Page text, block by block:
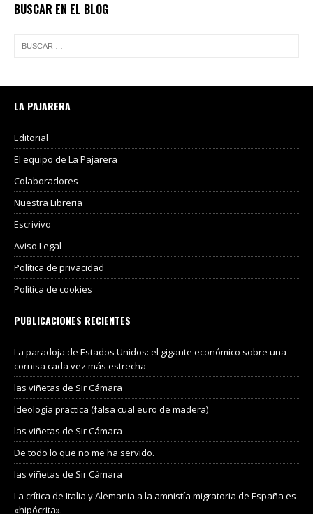
BUSCAR EN EL BLOG
LA PAJARERA
Editorial
El equipo de La Pajarera
Colaboradores
Nuestra Libreria
Escrivivo
Aviso Legal
Política de privacidad
Política de cookies
PUBLICACIONES RECIENTES
La paradoja de Estados Unidos: el gigante económico sobre una
cornisa cada vez más estrecha
las viñetas de Sir Cámara
Ideología practica (falsa cual euro de madera)
las viñetas de Sir Cámara
De todo lo que no me ha servido.
las viñetas de Sir Cámara
La crítica de Italia y Alemania a la amnistía migratoria de España es
«hipócrita».